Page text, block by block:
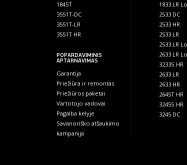
1845T
3551T-DC
3551T-LR
3551T HR
POPARDAVIMINIS
APTARNAVIMAS
Garantija
Priežiūra ir remontas
Priežiūros paketai
Vartotojo vadovai
Pagalba kelyje
Savanoriško atšaukimo
kampanija
1833 LR
2533 DC
2533 HR
2533 LR
2533 LR
2633 LR
3233S HR
2633 LR
2633 HR
2645T HR
3245S HR
3245 DC